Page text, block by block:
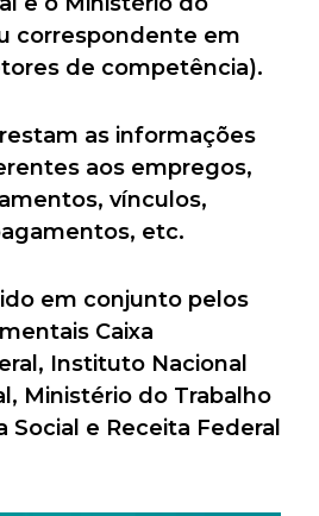
correspondente em
de competência).
as informações
aos empregos,
vínculos,
etc.
em conjunto pelos
Caixa
Instituto Nacional
Ministério do Trabalho
Social e Receita Federal